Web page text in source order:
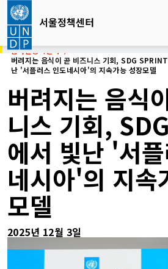
콘
텐
서울정책센터
홈서울정책센터
버려지는 음식이 곧 비즈니스 기회, SDG
난 '서플러스 인도네시아'의 지속가능 성장모델
버려지는 음식
니스 기회,
에서 빛난 '서
네시아'의 지속
모델
2025년 12월 3일